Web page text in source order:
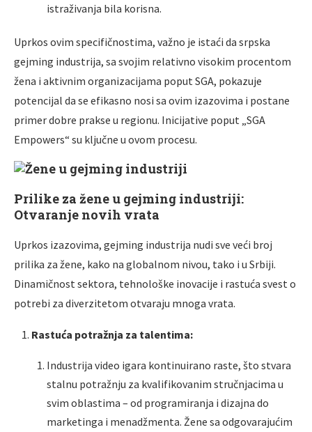
istraživanja bila korisna.
Uprkos ovim specifičnostima, važno je istaći da srpska
gejming industrija, sa svojim relativno visokim procentom
žena i aktivnim organizacijama poput SGA, pokazuje
potencijal da se efikasno nosi sa ovim izazovima i postane
primer dobre prakse u regionu. Inicijative poput „SGA
Empowers“ su ključne u ovom procesu.
Prilike za žene u gejming industriji:
Otvaranje novih vrata
Uprkos izazovima, gejming industrija nudi sve veći broj
prilika za žene, kako na globalnom nivou, tako i u Srbiji.
Dinamičnost sektora, tehnološke inovacije i rastuća svest o
potrebi za diverzitetom otvaraju mnoga vrata.
Rastuća potražnja za talentima:
Industrija video igara kontinuirano raste, što stvara
stalnu potražnju za kvalifikovanim stručnjacima u
svim oblastima – od programiranja i dizajna do
marketinga i menadžmenta. Žene sa odgovarajućim